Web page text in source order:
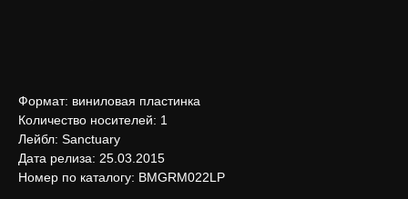
Формат: виниловая пластинка
Количество носителей: 1
Лейбл: Sanctuary
Дата релиза: 25.03.2015
Номер по каталогу: BMGRM022LP